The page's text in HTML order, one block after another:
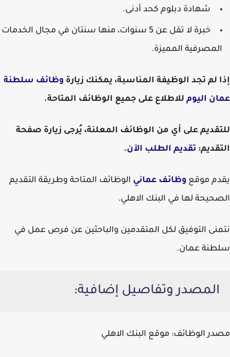
شهادة دبلوم كحد أدنى.
خبرة لا تقل عن 5 سنوات، منها سنتان في مجال الخدمات
المصرفية المميزة.
إذا لم تجد الوظيفة المناسبة، يمكنك زيارة وظائف سلطنة
عمان اليوم للاطلاع على جميع الوظائف المتاحة.
للتقديم على أي من الوظائف المعلنة، يُرجى زيارة صفحة
التقديم: تقديم الطلب الآن.
يقدم موقع وظائف عماني الوظائف المتاحة وطريقة التقديم
الصحيحة لها في البنك الاهلي.
نتمنى التوفيق لكل المتقدمين والباحثين عن فرص عمل في
سلطنة عمان.
المصدر وتفاصيل إضافية:
مصدر الوظائف: موقع البنك الاهلي